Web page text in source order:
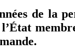
de la